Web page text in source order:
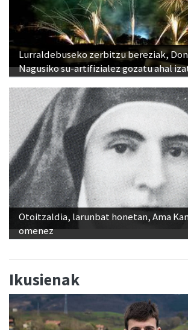
Lurraldebuseko zerbitzu bereziak,
Nagusiko su-artifizialez gozatu ahal
Otoitzaldia, larunbat honetan, Ama
omenez
Ikusienak